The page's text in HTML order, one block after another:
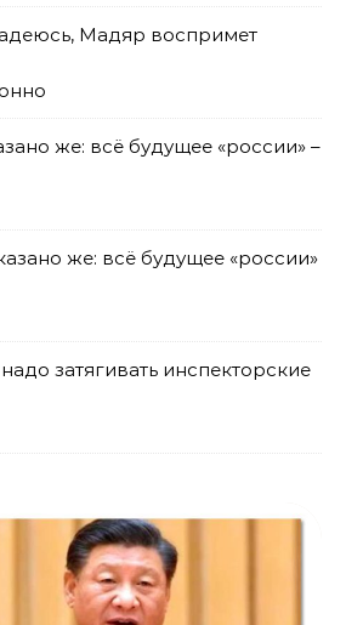
Мадяр воспримет
же: всё будущее «россии» –
же: всё будущее «россии»
затягивать инспекторские